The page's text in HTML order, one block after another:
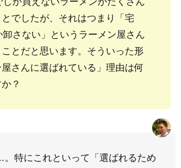
でしたが、それはつまり「宅
卸さない」というラーメン屋さん
とだと思います。そういった形
さんに選ばれている」理由は何
？
特にこれといって「選ばれるため